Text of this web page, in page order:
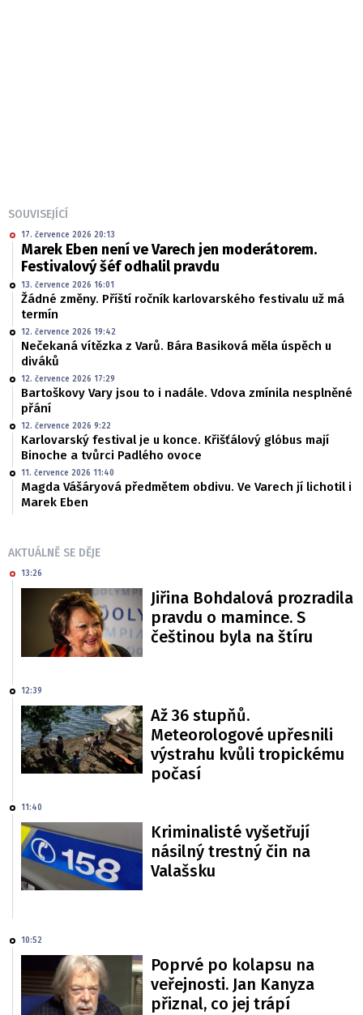
SOUVISEJÍCÍ
17. července 2026 20:13
Marek Eben není ve Varech jen moderátorem.
Festivalový šéf odhalil pravdu
13. července 2026 16:01
Žádné změny. Příští ročník karlovarského festivalu už má
termín
12. července 2026 19:42
Nečekaná vítězka z Varů. Bára Basiková měla úspěch u
diváků
12. července 2026 17:29
Bartoškovy Vary jsou to i nadále. Vdova zmínila nesplněné
přání
12. července 2026 9:22
Karlovarský festival je u konce. Křišťálový glóbus mají
Binoche a tvůrci Padlého ovoce
11. července 2026 11:40
Magda Vášáryová předmětem obdivu. Ve Varech jí lichotil i
Marek Eben
AKTUÁLNĚ SE DĚJE
13:26
Jiřina Bohdalová prozradila
pravdu o mamince. S
češtinou byla na štíru
12:39
Až 36 stupňů.
Meteorologové upřesnili
výstrahu kvůli tropickému
počasí
11:40
Kriminalisté vyšetřují
násilný trestný čin na
Valašsku
10:52
Poprvé po kolapsu na
veřejnosti. Jan Kanyza
přiznal, co jej trápí